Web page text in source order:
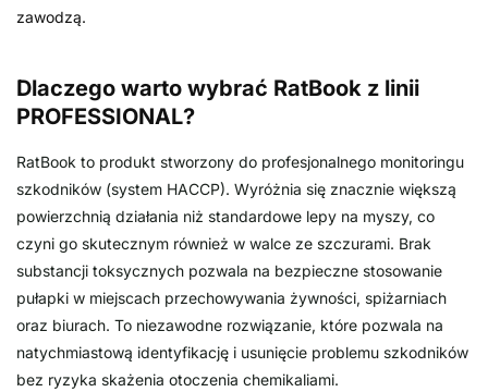
zawodzą.
Dlaczego warto wybrać RatBook z linii
PROFESSIONAL?
RatBook to produkt stworzony do profesjonalnego monitoringu
szkodników (system HACCP). Wyróżnia się znacznie większą
powierzchnią działania niż standardowe lepy na myszy, co
czyni go skutecznym również w walce ze szczurami. Brak
substancji toksycznych pozwala na bezpieczne stosowanie
pułapki w miejscach przechowywania żywności, spiżarniach
oraz biurach. To niezawodne rozwiązanie, które pozwala na
natychmiastową identyfikację i usunięcie problemu szkodników
bez ryzyka skażenia otoczenia chemikaliami.